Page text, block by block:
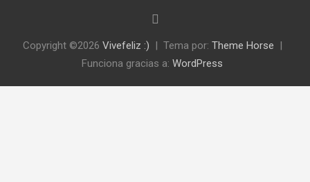
Copyright ©2026 Vivefeliz :) Tema por: Theme Horse
Funciona gracias a: WordPress